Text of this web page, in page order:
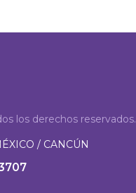
los derechos reservados.
/ CANCÚN